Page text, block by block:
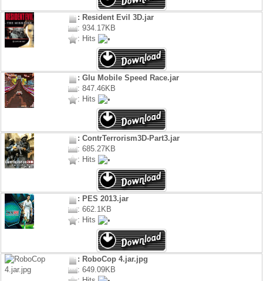
: Resident Evil 3D.jar
: 934.17KB
: Hits
: Glu Mobile Speed Race.jar
: 847.46KB
: Hits
: ContrTerrorism3D-Part3.jar
: 685.27KB
: Hits
: PES 2013.jar
: 662.1KB
: Hits
: RoboCop 4.jar.jpg
: 649.09KB